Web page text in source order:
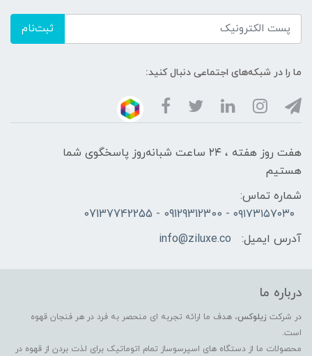
ثبت‌نام
ما را در شبکه‌های اجتماعی دنبال کنید:
هفت روز هفته ، ۲۴ ساعت شبانه‌روز پاسخگوی شما
هستیم
شماره تماس:
۰۹۱۷۳۱۵۷۰۳۰ - 09129312300 - 07137742255
آدرس ایمیل:
info@ziluxe.co
درباره ما
در شرکت زیلوکس، هدف ما ارائه تجربه ای منحصر به فرد در هر فنجان قهوه
است.
محصولات ما از دستگاه های اسپرسوساز تمام اتوماتیک برای لذت بردن از قهوه در